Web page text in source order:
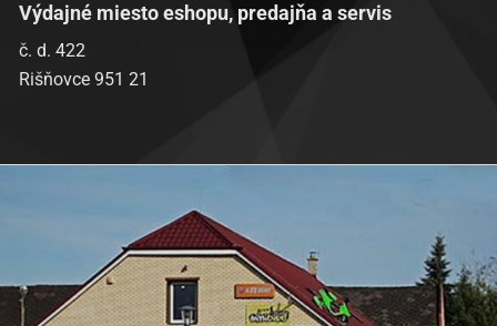
Výdajné miesto eshopu, predajňa a servis
č. d. 422
Rišňovce 951 21